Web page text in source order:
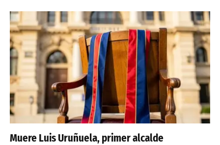
Muere Luis Uruñuela, primer alcalde